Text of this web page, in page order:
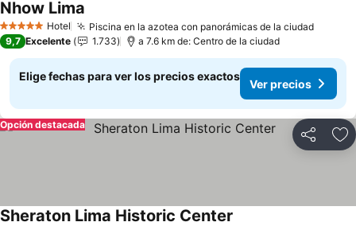
5 Estrellas Hotel Piscina en la azotea con panorámicas de la ciudad
Nhow Lima
9,7 Excelente 1.733 a 7.6 km de: Centro de la ciudad
Elige fechas para ver los precios exactos
Ver precios
Compartir
Opción destacada
Sheraton Lima Historic Center